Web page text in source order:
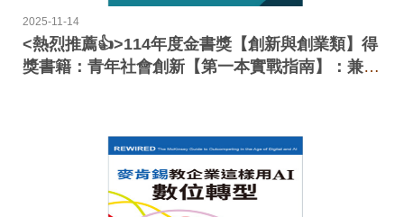
2025-11-14
<熱烈推薦👍>114年度金書獎【創新與創業類】得
獎書籍：青年社會創新【第一本實戰指南】：兼具